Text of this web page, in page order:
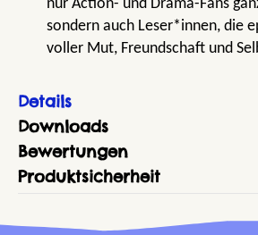
nur Action- und Drama-Fans
sondern auch Leser*innen, die
voller Mut, Freundschaft und
Details
Downloads
Bewertungen
Produktsicherheit